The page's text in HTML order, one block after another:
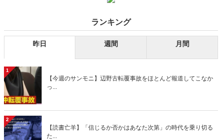
ランキング
昨日 週間 月間
1
【今週のサンモニ】辺野古転覆事故をほとんど報道してこなか
っ...
2
【読書亡羊】「信じるか否かはあなた次第」の時代を乗り切る
た...